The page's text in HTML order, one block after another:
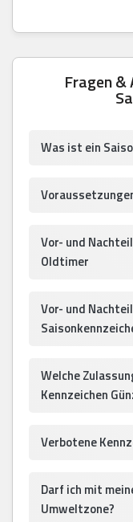
Fragen
Was ist ein
Vor- und
Oldtimer
Vor- und
Welche
Kennzeichen
Verbotene
Darf ich mit
Umweltzone?